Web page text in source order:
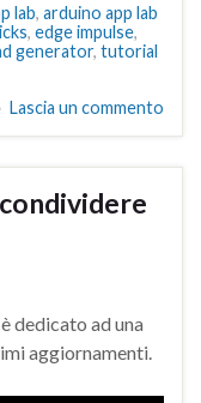
lab, arduino app lab
, edge impulse,
generator, tutorial
Lascia un commento
dedicato ad una
aggiornamenti.